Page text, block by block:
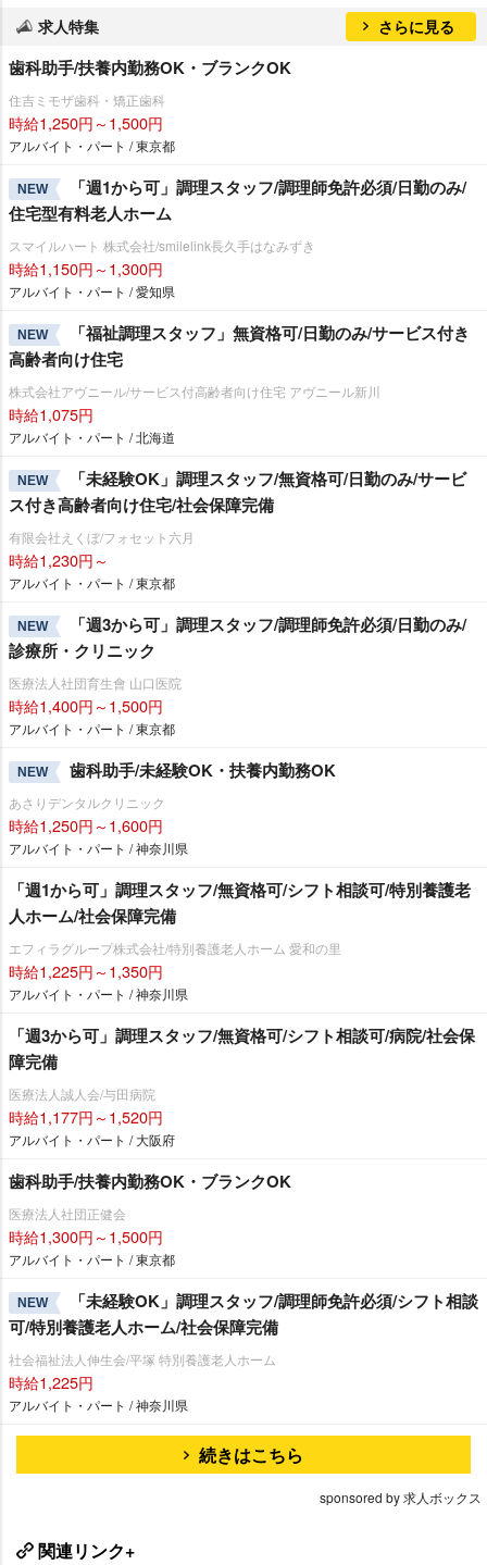
求人特集 さらに見る
歯科助手/扶養内勤務OK・ブランクOK
住吉ミモザ歯科・矯正歯科
時給1,250円～1,500円
アルバイト・パート / 東京都
NEW
「週1から可」調理スタッフ/調理師免許必須/日勤のみ/
住宅型有料老人ホーム
スマイルハート 株式会社/smilelink長久手はなみずき
時給1,150円～1,300円
アルバイト・パート / 愛知県
NEW
「福祉調理スタッフ」無資格可/日勤のみ/サービス付き
高齢者向け住宅
株式会社アヴニール/サービス付高齢者向け住宅 アヴニール新川
時給1,075円
アルバイト・パート / 北海道
NEW
「未経験OK」調理スタッフ/無資格可/日勤のみ/サービ
ス付き高齢者向け住宅/社会保障完備
有限会社えくぼ/フォセット六月
時給1,230円～
アルバイト・パート / 東京都
NEW
「週3から可」調理スタッフ/調理師免許必須/日勤のみ/
診療所・クリニック
医療法人社団育生會 山口医院
時給1,400円～1,500円
アルバイト・パート / 東京都
NEW 歯科助手/未経験OK・扶養内勤務OK
あさりデンタルクリニック
時給1,250円～1,600円
アルバイト・パート / 神奈川県
「週1から可」調理スタッフ/無資格可/シフト相談可/特別養護老
人ホーム/社会保障完備
エフィラグループ株式会社/特別養護老人ホーム 愛和の里
時給1,225円～1,350円
アルバイト・パート / 神奈川県
「週3から可」調理スタッフ/無資格可/シフト相談可/病院/社会保
障完備
医療法人誠人会/与田病院
時給1,177円～1,520円
アルバイト・パート / 大阪府
歯科助手/扶養内勤務OK・ブランクOK
医療法人社団正健会
時給1,300円～1,500円
アルバイト・パート / 東京都
NEW
「未経験OK」調理スタッフ/調理師免許必須/シフト相談
可/特別養護老人ホーム/社会保障完備
社会福祉法人伸生会/平塚 特別養護老人ホーム
時給1,225円
アルバイト・パート / 神奈川県
続きはこちら
sponsored by 求人ボックス
関連リンク+